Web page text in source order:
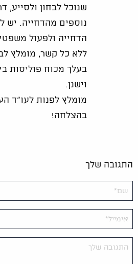
שנוכל לבחון ולסייע,
נוספים מהדחייה. יש
הדחייה ולפעול
ללא כל קשר, מומלץ
בעלך מכוח פוליסות
וישנן.
מומלץ לפנות לעו"ד
בהצלחה!
התגובה שלך